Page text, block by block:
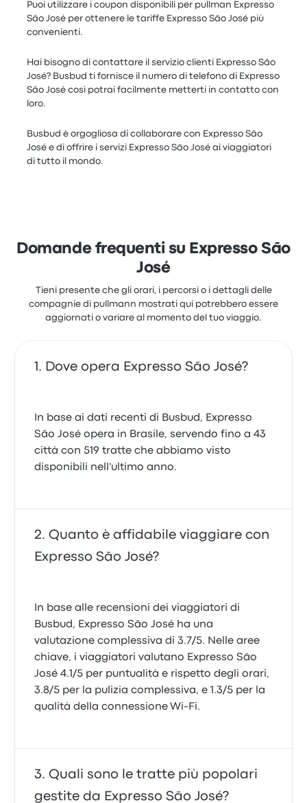
Puoi utilizzare i coupon disponibili per pullman Expresso
São José per ottenere le tariffe Expresso São José più
convenienti.
Hai bisogno di contattare il servizio clienti Expresso São
José? Busbud ti fornisce il numero di telefono di Expresso
São José così potrai facilmente metterti in contatto con
loro.
Busbud è orgogliosa di collaborare con Expresso São
José e di offrire i servizi Expresso São José ai viaggiatori
di tutto il mondo.
Domande frequenti su Expresso São
José
Tieni presente che gli orari, i percorsi o i dettagli delle
compagnie di pullmann mostrati qui potrebbero essere
aggiornati o variare al momento del tuo viaggio.
Dove opera Expresso São José?
In base ai dati recenti di Busbud, Expresso
São José opera in Brasile, servendo fino a 43
città con 519 tratte che abbiamo visto
disponibili nell'ultimo anno.
Quanto è affidabile viaggiare con
Expresso São José?
In base alle recensioni dei viaggiatori di
Busbud, Expresso São José ha una
valutazione complessiva di 3.7/5. Nelle aree
chiave, i viaggiatori valutano Expresso São
José 4.1/5 per puntualità e rispetto degli orari,
3.8/5 per la pulizia complessiva, e 1.3/5 per la
qualità della connessione Wi‑Fi.
Quali sono le tratte più popolari
gestite da Expresso São José?